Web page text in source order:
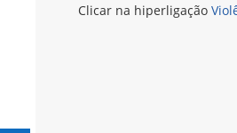
Clicar na hiperligação